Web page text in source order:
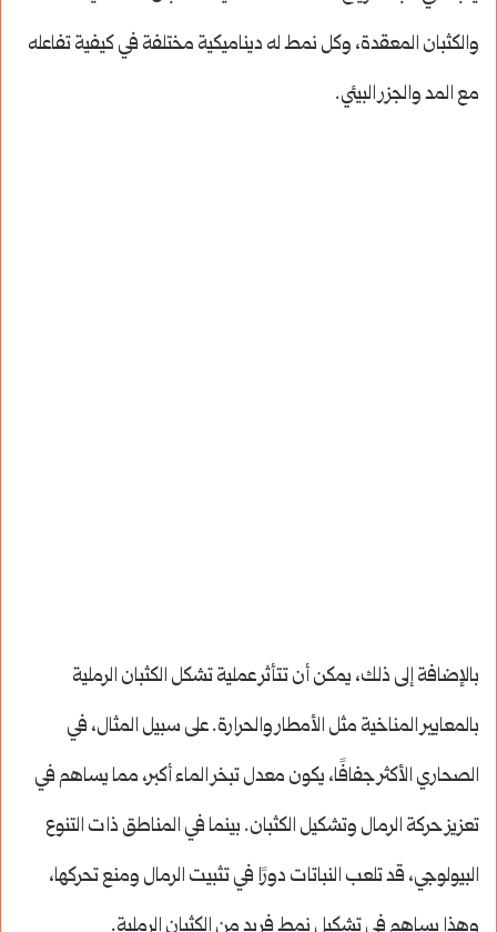
والكثبان المعقدة، وكل نمط له ديناميكية مختلفة في كيفية تفاعله
مع المد والجزر البيئي.
بالإضافة إلى ذلك، يمكن أن تتأثر عملية تشكل الكثبان الرملية
بالمعايير المناخية مثل الأمطار والحرارة. على سبيل المثال، في
الصحاري الأكثر جفافًا، يكون معدل تبخر الماء أكبر، مما يساهم في
تعزيز حركة الرمال وتشكيل الكثبان. بينما في المناطق ذات التنوع
البيولوجي، قد تلعب النباتات دورًا في تثبيت الرمال ومنع تحركها،